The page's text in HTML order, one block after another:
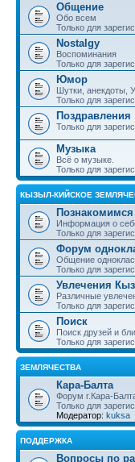
Общение
Обо всем
Только для
Nostalgy
Воспоминания
Только для
Юмор
Шутки, анекдоты,
Только для
Поздравления
Только для
Музыка
Всё о музыке.
Только для
КЫЗЫЛ-КИЙСКОЕ
Познакомимся
Информация о
Только для
Форум
Общение
Только для
Увлечения
Различные
Только для
Поиск
Поиск друзей и
Только для
ЗЕМЛЯЧЕСТВА
Кара-Балта
Форум г.Кара-
Только для
Модератор: kuksa
ПОДДЕРЖКА
Вопросы по